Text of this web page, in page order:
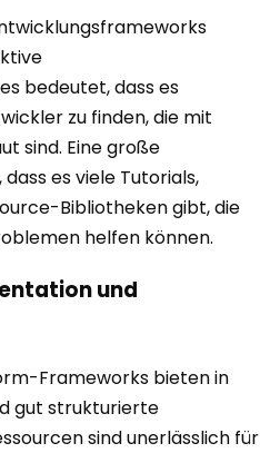
bedeutet, dass es
zu finden, die mit
sind. Eine große
es viele Tutorials,
Bibliotheken gibt, die
helfen können.
und
Frameworks bieten in
gut strukturierte
sind unerlässlich für